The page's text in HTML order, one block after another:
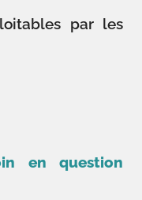
par les
en question